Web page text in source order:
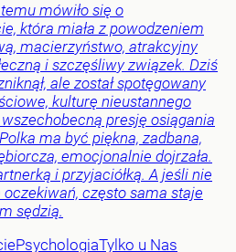
mówiło się o
która miała z powodzeniem
macierzyństwo, atrakcyjny
i szczęśliwy związek. Dziś
ale został spotęgowany
kulturę nieustannego
presję osiągania
ma być piękna, zadbana,
emocjonalnie dojrzała.
i przyjaciółką. A jeśli nie
często sama staje
sędzią.
PsychologiaTylko u Nas